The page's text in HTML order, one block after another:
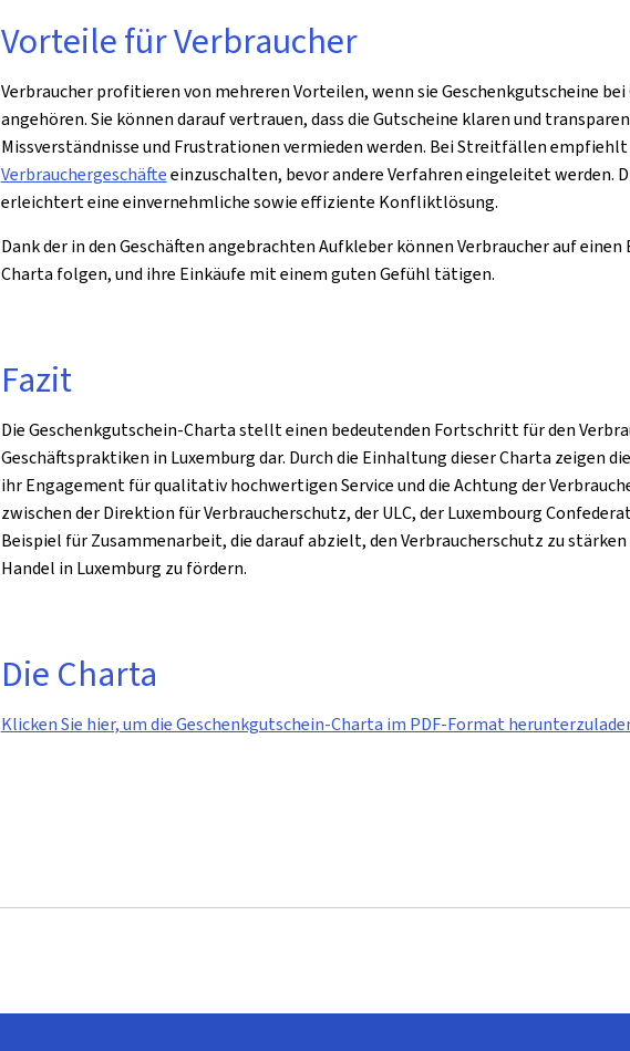
Vorteile für Verbraucher
Verbraucher profitieren von mehreren Vorteilen, wenn sie Geschenkgutscheine
angehören. Sie können darauf vertrauen, dass die Gutscheine klaren und
Missverständnisse und Frustrationen vermieden werden. Bei Streitfällen empfiehlt
Verbrauchergeschäfteeinzuschalten, bevor andere Verfahren eingeleitet werden.
erleichtert eine einvernehmliche sowie effiziente Konfliktlösung.
Dank der in den Geschäften angebrachten Aufkleber können Verbraucher auf
Charta folgen, und ihre Einkäufe mit einem guten Gefühl tätigen.
Fazit
Die Geschenkgutschein-Charta stellt einen bedeutenden Fortschritt für den
Geschäftspraktiken in Luxemburg dar. Durch die Einhaltung dieser Charta zeigen
ihr Engagement für qualitativ hochwertigen Service und die Achtung der
zwischen der Direktion für Verbraucherschutz, der ULC, der Luxembourg
Beispiel für Zusammenarbeit, die darauf abzielt, den Verbraucherschutz zu
Handel in Luxemburg zu fördern.
Die Charta
Klicken Sie hier, um die Geschenkgutschein-Charta im PDF-Format